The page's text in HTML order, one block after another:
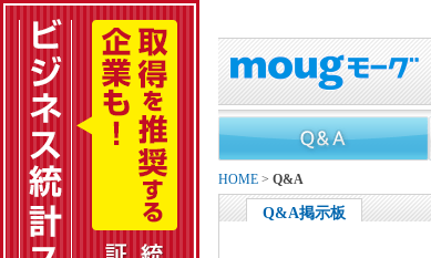
HOME > Q&A
Q&A掲示板